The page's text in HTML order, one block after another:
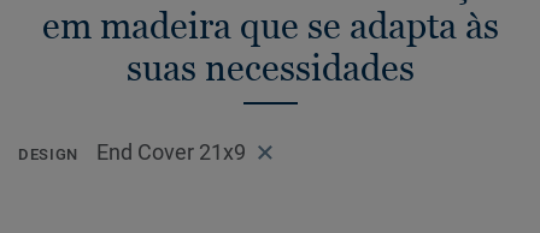
em madeira que se adapta às
suas necessidades
DESIGN End Cover 21x9